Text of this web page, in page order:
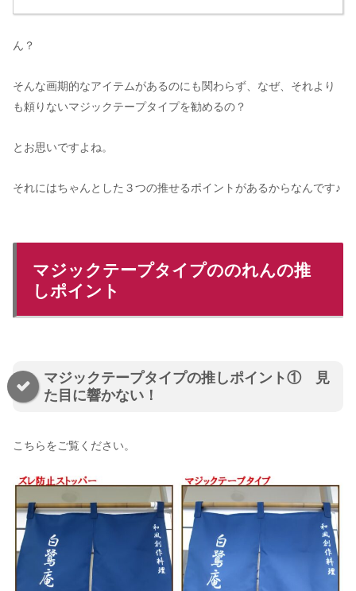
ん？
そんな画期的なアイテムがあるのにも関わらず、なぜ、それより
も頼りないマジックテープタイプを勧めるの？
とお思いですよね。
それにはちゃんとした３つの推せるポイントがあるからなんです♪
マジックテープタイプののれんの推
しポイント
マジックテープタイプの推しポイント① 見
た目に響かない！
こちらをご覧ください。